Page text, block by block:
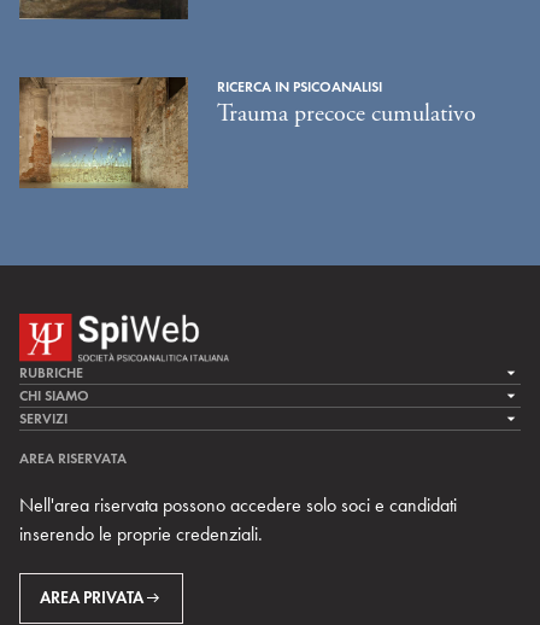
RICERCA IN PSICOANALISI
Trauma precoce cumulativo
RUBRICHE
LA CURA
LA RICERCA
MULTIMEDIA
CHI SIAMO
LA SPI
TEAM DI SPIWEB
CONTATTI
RIVISTE
SERVIZI
ARCHIVIO STORICO
AREA RISERVATA
Nell'area riservata possono accedere solo soci e candidati
inserendo le proprie credenziali.
AREA PRIVATA